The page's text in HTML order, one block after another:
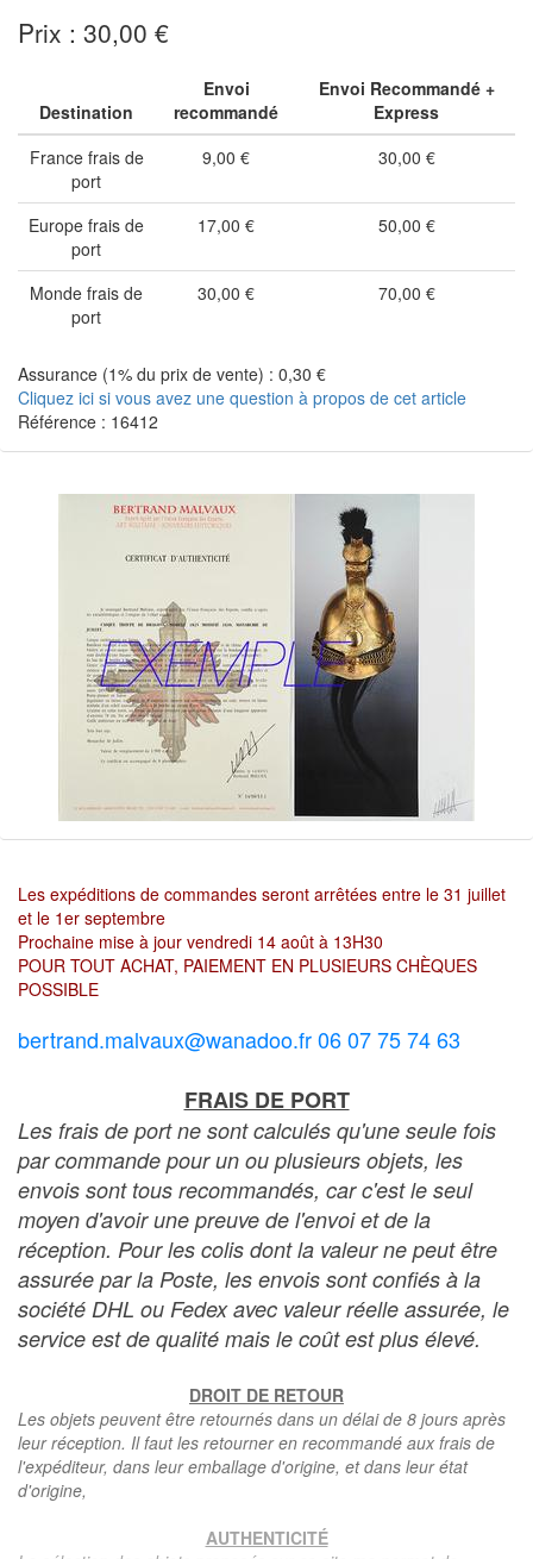
Prix : 30,00 €
Destination
Envoi
recommandé
Envoi Recommandé +
Express
France frais de
port
9,00 € 30,00 €
Europe frais de
port
17,00 € 50,00 €
Monde frais de
port
30,00 € 70,00 €
Assurance (1% du prix de vente) : 0,30 €
Cliquez ici si vous avez une question à propos de cet article
Référence : 16412
Les expéditions de commandes seront arrêtées entre le 31 juillet
et le 1er septembre
Prochaine mise à jour vendredi 14 août à 13H30
POUR TOUT ACHAT, PAIEMENT EN PLUSIEURS CHÈQUES
POSSIBLE
bertrand.malvaux@wanadoo.fr 06 07 75 74 63
FRAIS DE PORT
Les frais de port ne sont calculés qu'une seule fois
par commande pour un ou plusieurs objets, les
envois sont tous recommandés, car c'est le seul
moyen d'avoir une preuve de l'envoi et de la
réception. Pour les colis dont la valeur ne peut être
assurée par la Poste, les envois sont confiés à la
société DHL ou Fedex avec valeur réelle assurée, le
service est de qualité mais le coût est plus élevé.
DROIT DE RETOUR
Les objets peuvent être retournés dans un délai de 8 jours après
leur réception. Il faut les retourner en recommandé aux frais de
l'expéditeur, dans leur emballage d'origine, et dans leur état
d'origine,
AUTHENTICITÉ